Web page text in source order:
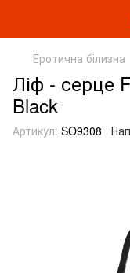
Еротична білизна
Ліф - серце
Black
Артикул: SO9308